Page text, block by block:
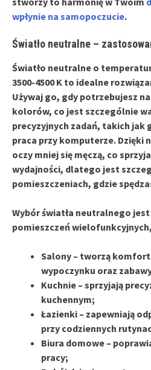
wpłynie na samopoczucie.
Światło neutralne –
Światło neutralne o
3500-4500 K to idealne
Używaj go, gdy potrzebujesz
kolorów, co jest szczególnie
precyzyjnych zadań, takich jak
praca przy komputerze. Dzięki
oczy mniej się męczą, co sprzyja
wydajności, dlatego jest
pomieszczeniach, gdzie
Wybór światła neutralnego
pomieszczeń
Salony – tworzą
wypoczynku oraz
Kuchnie – sprzyjają
kuchennym;
Łazienki – zapewniają
przy codziennych
Biura domowe –
pracy;